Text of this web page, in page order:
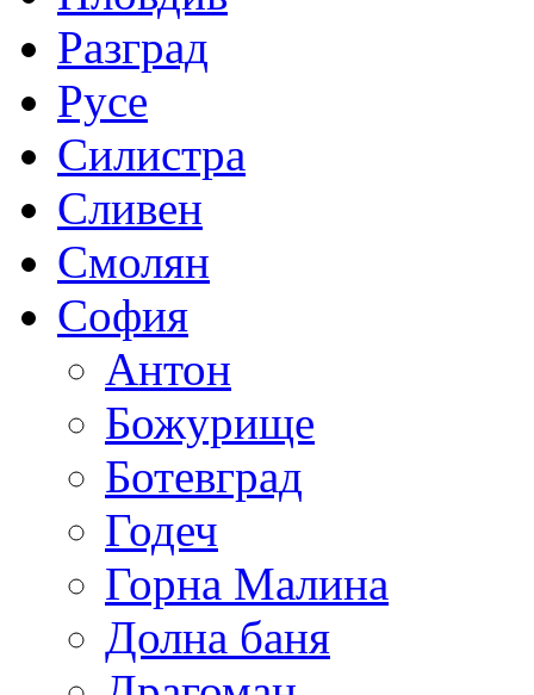
Разград
Русе
Силистра
Сливен
Смолян
София
Антон
Божурище
Ботевград
Годеч
Горна Малина
Долна баня